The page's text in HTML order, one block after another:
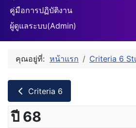
คู่มือการปฏิบัติงาน
ผู้ดูแลระบบ(Admin)
คุณอยู่ที่: หน้าแรก Criteria 6
Criteria 6
ปี 68